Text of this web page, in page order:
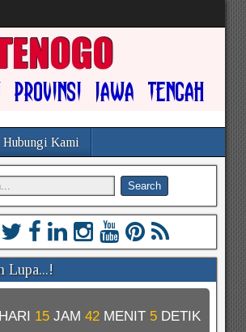
Hubungi Kami
Lupa...!
HARI 15 JAM 42 MENIT4 DETIK